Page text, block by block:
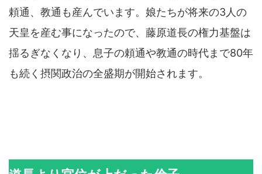
頼通、教通も産んでいます。娘たちが将来の3人の
天皇を産む事になったので、藤原道長の権力基盤は
揺るぎなくなり、息子の頼通や教通の時代まで80年
も続く摂関政治の全盛期が開始されます。